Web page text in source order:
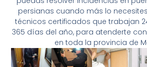
persianas cuando más lo
técnicos certificados que trabajan
365 días del año, para atenderte
en toda la provincia de